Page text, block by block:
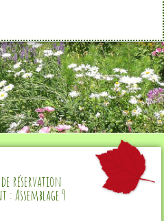
réservation
: Assemblage 9